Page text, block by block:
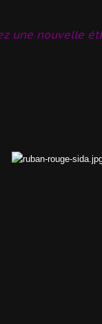
une nouvelle